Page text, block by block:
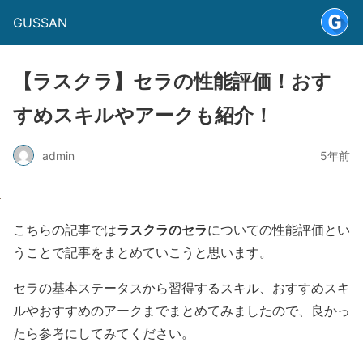
GUSSAN
【ラスクラ】セラの性能評価！おす
すめスキルやアークも紹介！
admin 5年前
こちらの記事ではラスクラのセラについての性能評価とい
うことで記事をまとめていこうと思います。
セラの基本ステータスから習得するスキル、おすすめスキ
ルやおすすめのアークまでまとめてみましたので、良かっ
たら参考にしてみてください。